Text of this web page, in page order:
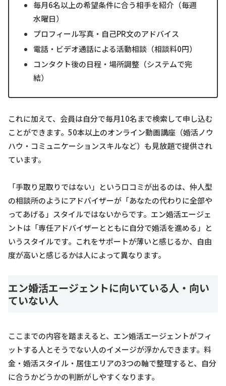
毎月6名以上の希望条件に合う相手を紹介（毎週
水曜日）
プロフィール写真・自己PR文のアドバイス
電話・ビデオ通話による活動相談（相談料0円）
コンタクト後の日程・場所調整（システムで完
結）
これに加えて、会員は自分で毎月10名まで検索して申し込む
ことができます。50本以上のオンライン動画講座（婚活ノウ
ハウ・コミュニケーションスキルなど）も見放題で提供され
ています。
「手取り足取りではない」という口コミが出るのは、仲人型
の相談所のようにアドバイザーが「あなたの代わりに全部や
ってあげる」スタイルではないからです。エン婚活エージェ
ントは「専任アドバイザーとともに自分で婚活を進める」と
いうスタイルです。これをサポートが薄いと感じるか、自由
度が高いと感じるかは人によって異なります。
エン婚活エージェントに向いている人・向い
ていない人
ここまでの内容を踏まえると、エン婚活エージェントがフィ
ットする人とそうでない人のイメージが浮かんできます。料
金・婚活スタイル・居住エリアの3つの軸で整理すると、自分
に合うかどうかの判断がしやすくなります。